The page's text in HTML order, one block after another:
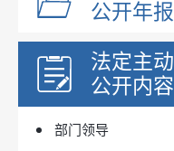
公开年报
法定主动
公开内容
部门领导